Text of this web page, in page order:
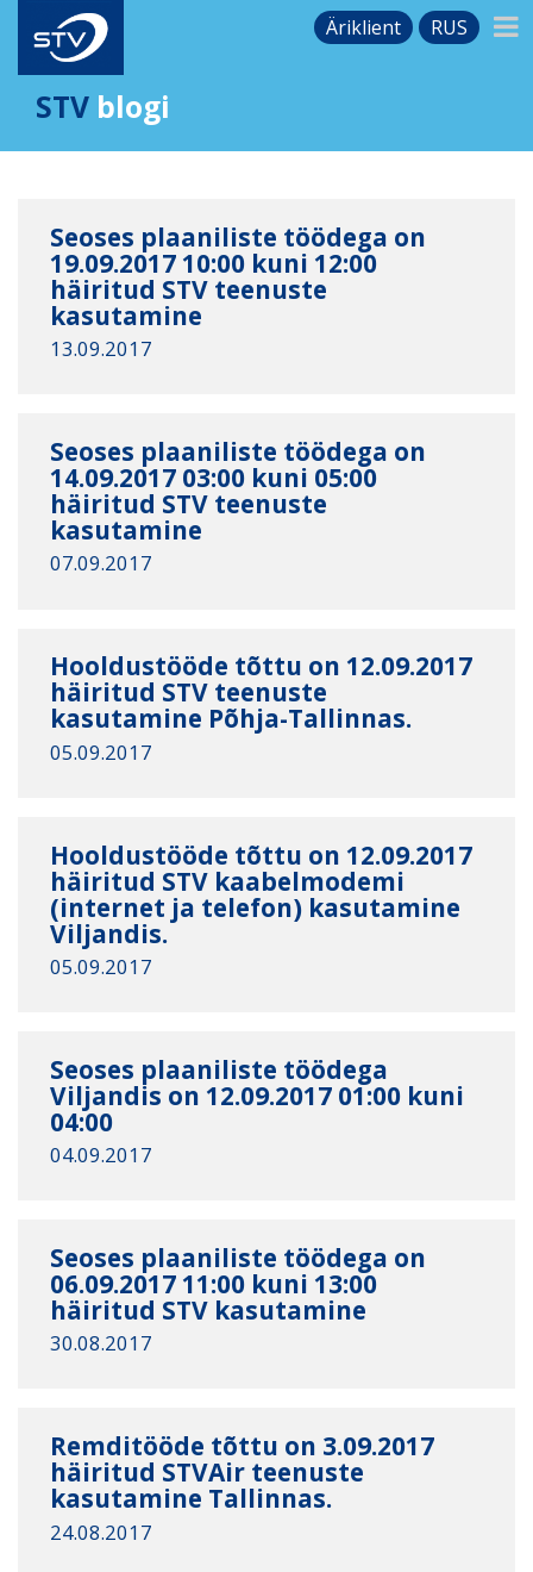
Äriklient RUS
STV blogi
Seoses plaaniliste töödega on
19.09.2017 10:00 kuni 12:00
häiritud STV teenuste
kasutamine
13.09.2017
Seoses plaaniliste töödega on
14.09.2017 03:00 kuni 05:00
häiritud STV teenuste
kasutamine
07.09.2017
Hooldustööde tõttu on 12.09.2017
häiritud STV teenuste
kasutamine Põhja-Tallinnas.
05.09.2017
Hooldustööde tõttu on 12.09.2017
häiritud STV kaabelmodemi
(internet ja telefon) kasutamine
Viljandis.
05.09.2017
Seoses plaaniliste töödega
Viljandis on 12.09.2017 01:00 kuni
04:00
04.09.2017
Seoses plaaniliste töödega on
06.09.2017 11:00 kuni 13:00
häiritud STV kasutamine
30.08.2017
Remditööde tõttu on 3.09.2017
häiritud STVAir teenuste
kasutamine Tallinnas.
24.08.2017